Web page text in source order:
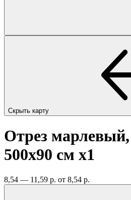
Скрыть карту
Отрез
500х90 см x1
8,54 — 11,59 р. от 8,54 р.